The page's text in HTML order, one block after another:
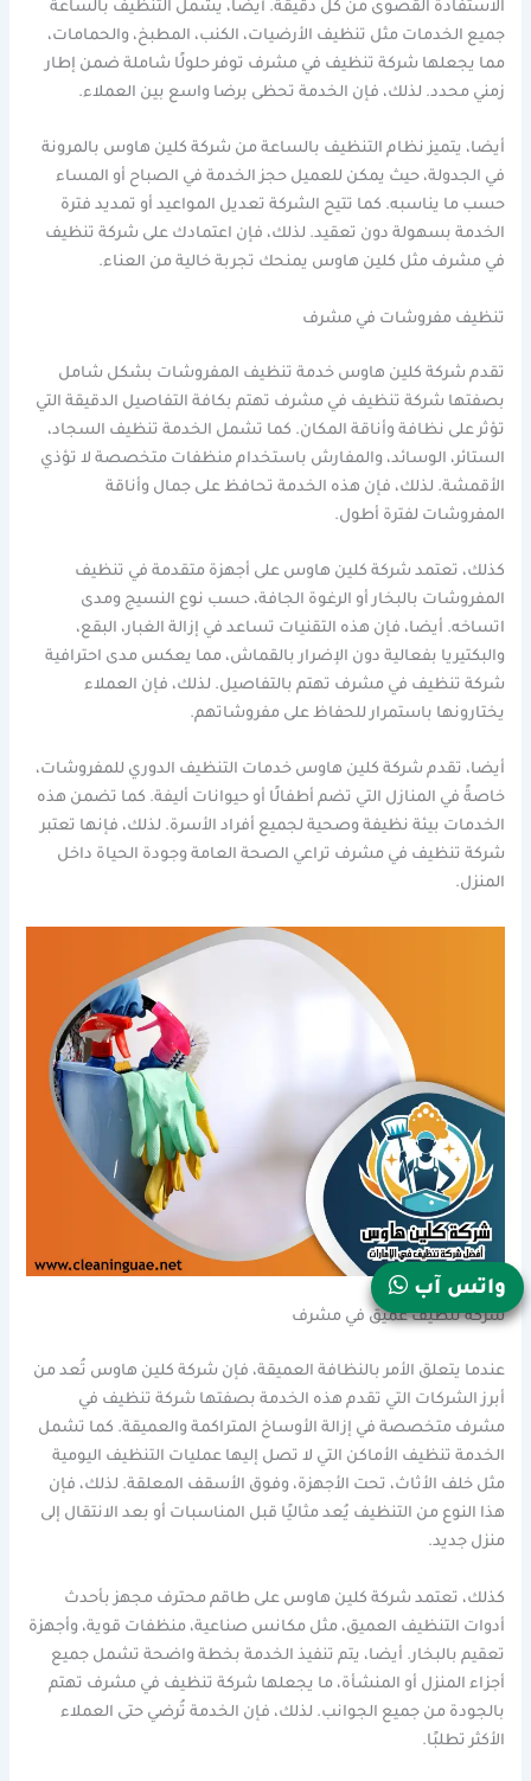
الاستفادة القصوى من كل دقيقة. أيضا، يشمل التنظيف بالساعة
جميع الخدمات مثل تنظيف الأرضيات، الكنب، المطبخ، والحمامات،
مما يجعلها شركة تنظيف في مشرف توفر حلولًا شاملة ضمن إطار
زمني محدد. لذلك، فإن الخدمة تحظى برضا واسع بين العملاء.
أيضا، يتميز نظام التنظيف بالساعة من شركة كلين هاوس بالمرونة
في الجدولة، حيث يمكن للعميل حجز الخدمة في الصباح أو المساء
حسب ما يناسبه. كما تتيح الشركة تعديل المواعيد أو تمديد فترة
الخدمة بسهولة دون تعقيد. لذلك، فإن اعتمادك على شركة تنظيف
في مشرف مثل كلين هاوس يمنحك تجربة خالية من العناء.
تنظيف مفروشات في مشرف
تقدم شركة كلين هاوس خدمة تنظيف المفروشات بشكل شامل
بصفتها شركة تنظيف في مشرف تهتم بكافة التفاصيل الدقيقة التي
تؤثر على نظافة وأناقة المكان. كما تشمل الخدمة تنظيف السجاد،
الستائر، الوسائد، والمفارش باستخدام منظفات متخصصة لا تؤذي
الأقمشة. لذلك، فإن هذه الخدمة تحافظ على جمال وأناقة
المفروشات لفترة أطول.
كذلك، تعتمد شركة كلين هاوس على أجهزة متقدمة في تنظيف
المفروشات بالبخار أو الرغوة الجافة، حسب نوع النسيج ومدى
اتساخه. أيضا، فإن هذه التقنيات تساعد في إزالة الغبار، البقع،
والبكتيريا بفعالية دون الإضرار بالقماش، مما يعكس مدى احترافية
شركة تنظيف في مشرف تهتم بالتفاصيل. لذلك، فإن العملاء
يختارونها باستمرار للحفاظ على مفروشاتهم.
أيضا، تقدم شركة كلين هاوس خدمات التنظيف الدوري للمفروشات،
خاصةً في المنازل التي تضم أطفالًا أو حيوانات أليفة. كما تضمن هذه
الخدمات بيئة نظيفة وصحية لجميع أفراد الأسرة. لذلك، فإنها تعتبر
شركة تنظيف في مشرف تراعي الصحة العامة وجودة الحياة داخل
المنزل.
شركة تنظيف عميق في مشرف
عندما يتعلق الأمر بالنظافة العميقة، فإن شركة كلين هاوس تُعد من
أبرز الشركات التي تقدم هذه الخدمة بصفتها شركة تنظيف في
مشرف متخصصة في إزالة الأوساخ المتراكمة والعميقة. كما تشمل
الخدمة تنظيف الأماكن التي لا تصل إليها عمليات التنظيف اليومية
مثل خلف الأثاث، تحت الأجهزة، وفوق الأسقف المعلقة. لذلك، فإن
هذا النوع من التنظيف يُعد مثاليًا قبل المناسبات أو بعد الانتقال إلى
منزل جديد.
كذلك، تعتمد شركة كلين هاوس على طاقم محترف مجهز بأحدث
أدوات التنظيف العميق، مثل مكانس صناعية، منظفات قوية، وأجهزة
تعقيم بالبخار. أيضا، يتم تنفيذ الخدمة بخطة واضحة تشمل جميع
أجزاء المنزل أو المنشأة، ما يجعلها شركة تنظيف في مشرف تهتم
بالجودة من جميع الجوانب. لذلك، فإن الخدمة تُرضي حتى العملاء
الأكثر تطلبًا.
واتس آب